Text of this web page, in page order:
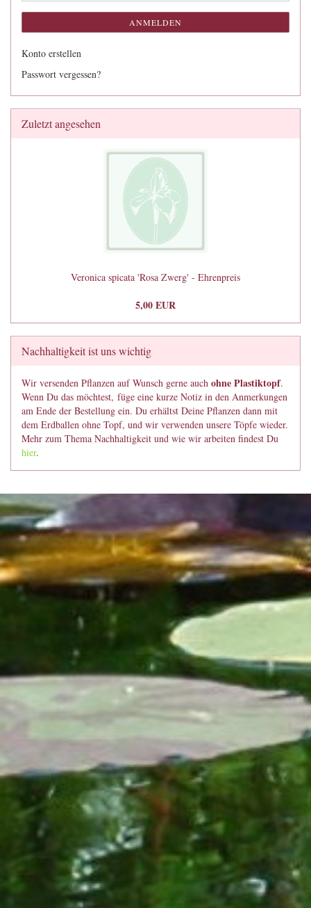
ANMELDEN
Konto erstellen
Passwort vergessen?
Zuletzt angesehen
Veronica spicata 'Rosa Zwerg' - Ehrenpreis
5,00 EUR
Nachhaltigkeit ist uns wichtig
Wir versenden Pflanzen auf Wunsch gerne auch ohne Plastiktopf.
Wenn Du das möchtest, füge eine kurze Notiz in den Anmerkungen
am Ende der Bestellung ein. Du erhältst Deine Pflanzen dann mit
dem Erdballen ohne Topf, und wir verwenden unsere Töpfe wieder.
Mehr zum Thema Nachhaltigkeit und wie wir arbeiten findest Du
hier.